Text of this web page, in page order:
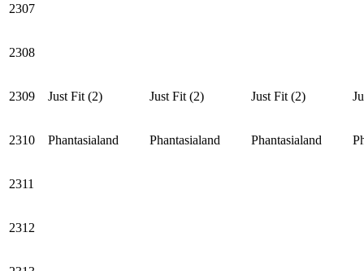
2307
2308
2309 Just Fit (2) Just Fit (2) Just Fit (2)
2310 Phantasialand Phantasialand Phantasialand
2311
2312